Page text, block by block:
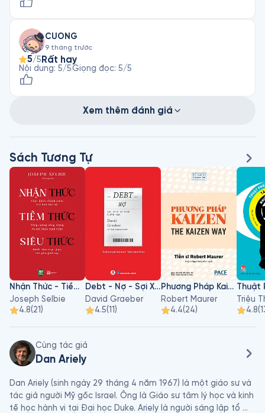
CUONG
9 tháng trước
5/5 Rất hay
Nội dung: 5/5Giọng đọc: 5/5
Xem thêm đánh giá
Sách Tương Tự
Nhận Thức - Tiềm Thức - Siêu Thức
Joseph Selbie
4.8(21)
Debt - Nợ - Sợi Xích Vô Hình 5000 Năm
David Graeber
4.5(11)
Phương Pháp Kaizen
Robert Maurer
4.4(24)
Triệu
4.8(
Cùng tác giả
Dan Ariely
Dan Ariely (sinh ngày 29 tháng 4 năm 1967) là một giáo sư và
tác giả người Mỹ gốc Israel. Ông là Giáo sư tâm lý học và kinh
tế học hành vi tại Đại học Duke. Ariely là người sáng lập tổ